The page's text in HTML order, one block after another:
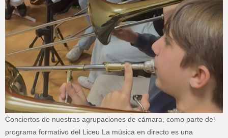
Conciertos de nuestras agrupaciones de cámara, como parte del
programa formativo del Liceu La música en directo es una